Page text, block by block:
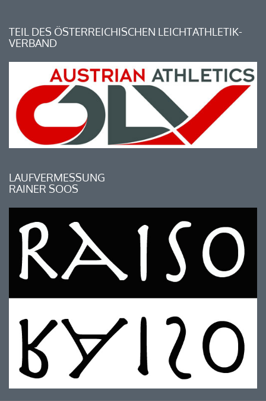
TEIL DES ÖSTERREICHISCHEN LEICHTATHLETIK-
VERBAND
LAUFVERMESSUNG
RAINER SOOS